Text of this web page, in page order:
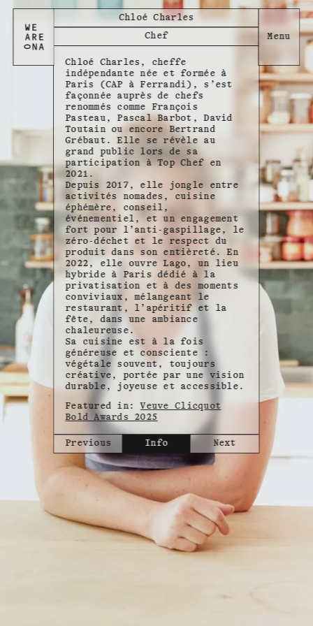
Chloé Charles
Chef
Chloé Charles, cheffe
indépendante née et formée à
Paris (CAP à Ferrandi), s’est
façonnée auprès de chefs
renommés comme François
Pasteau, Pascal Barbot, David
Toutain ou encore Bertrand
Grébaut. Elle se révèle au
grand public lors de sa
participation à Top Chef en
2021.
Depuis 2017, elle jongle entre
activités nomades, cuisine
éphémère, conseil,
événementiel, et un engagement
fort pour l’anti-gaspillage, le
zéro-déchet et le respect du
produit dans son entièreté. En
2022, elle ouvre Lago, un lieu
hybride à Paris dédié à la
privatisation et à des moments
conviviaux, mélangeant le
restaurant, l’apéritif et la
fête, dans une ambiance
chaleureuse.
Sa cuisine est à la fois
généreuse et consciente :
végétale souvent, toujours
créative, portée par une vision
durable, joyeuse et accessible.
Featured in: Veuve Clicquot
Bold Awards 2025
Previous Info Next